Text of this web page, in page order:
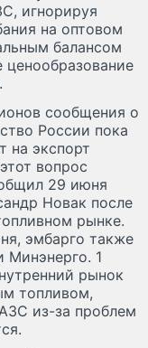
игнорируя
на оптовом
балансом
ценообразование
сообщения о
России пока
на экспорт
вопрос
29 июня
Новак после
рынке.
эмбарго также
Минэнерго. 1
рынок
топливом,
из-за проблем